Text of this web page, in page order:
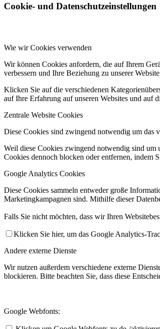
Cookie- und Datenschutzeinstellungen
Wie wir Cookies verwenden
Wir können Cookies anfordern, die auf Ihrem
verbessern und Ihre Beziehung zu unserer Website
Klicken Sie auf die verschiedenen
auf Ihre Erfahrung auf unseren Websites und auf
Zentrale Website Cookies
Diese Cookies sind zwingend notwendig um das
Weil diese Cookies zwingend notwendig sind um
Cookies dennoch blocken oder entfernen, indem
Google Analytics Cookies
Diese Cookies sammeln entweder große
Marketingkampagnen sind. Mithilfe dieser
Falls Sie nicht möchten, dass wir Ihren
Klicken Sie hier, um das Google Analytics-
Andere externe Dienste
Wir nutzen außerdem verschiedene externe
blockieren. Bitte beachten Sie, dass diese
Google Webfonts: